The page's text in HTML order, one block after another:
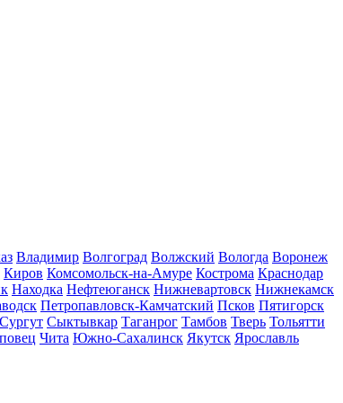
Владимир Волгоград Волжский Вологда Воронеж
Киров Комсомольск-на-Амуре Кострома Краснодар
Находка Нефтеюганск Нижневартовск Нижнекамск
Петропавловск-Камчатский Псков Пятигорск
Сургут Сыктывкар Таганрог Тамбов Тверь Тольятти
Чита Южно-Сахалинск Якутск Ярославль